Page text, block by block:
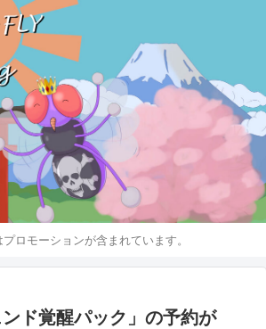
ロモーションが含まれています。
ンド覚醒パック」の予約が